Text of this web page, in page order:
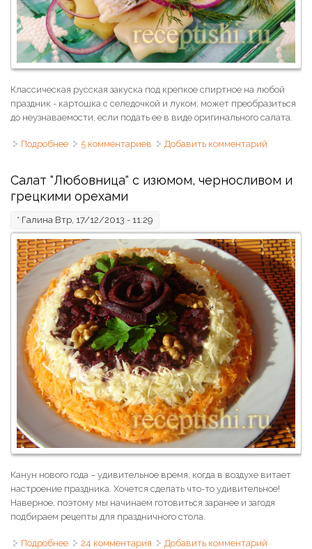
Классическая русская закуска под крепкое спиртное на любой
праздник - картошка с селедочкой и луком, может преобразиться
до неузнаваемости, если подать ее в виде оригинального салата.
Подробнее о Салат из селедки с картошкой и луком новогодний
5 комментариев Добавить комментарий
Салат "Любовница" с изюмом, черносливом и
грецкими орехами
* Галина Втр, 17/12/2013 - 11:29
Канун нового года – удивительное время, когда в воздухе витает
настроение праздника. Хочется сделать что-то удивительное!
Наверное, поэтому мы начинаем готовиться заранее и загодя
подбираем рецепты для праздничного стола.
Подробнее о Салат "Любовница" с изюмом, черносливом и
24 комментария Добавить комментарий